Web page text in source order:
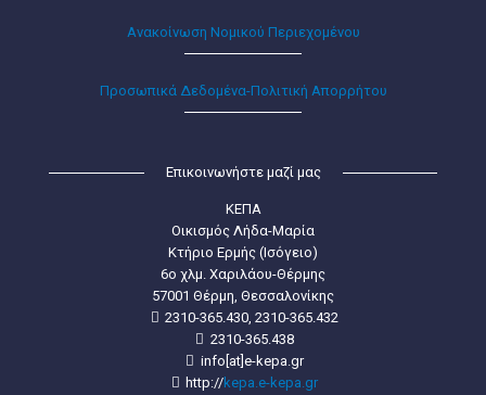
Ανακοίνωση Νομικού Περιεχομένου
Προσωπικά Δεδομένα-Πολιτική Απορρήτου
Επικοινωνήστε μαζί μας
ΚΕΠΑ
Οικισμός Λήδα-Μαρία
Κτήριο Ερμής (Ισόγειο)
6ο χλμ. Χαριλάου-Θέρμης
57001 Θέρμη, Θεσσαλονίκης
2310-365.430, 2310-365.432
2310-365.438
info[at]e-kepa.gr
http://kepa.e-kepa.gr